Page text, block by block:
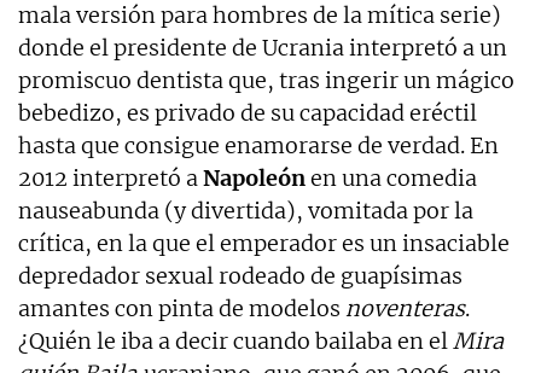
mala versión para hombres de la mítica serie)
donde el presidente de Ucrania interpretó a un
promiscuo dentista que, tras ingerir un mágico
bebedizo, es privado de su capacidad eréctil
hasta que consigue enamorarse de verdad. En
2012 interpretó aNapoleónen una comedia
nauseabunda (y divertida), vomitada por la
crítica, en la que el emperador es un insaciable
depredador sexual rodeado de guapísimas
amantes con pinta de modelos noventeras.
¿Quién le iba a decir cuando bailaba en elMira